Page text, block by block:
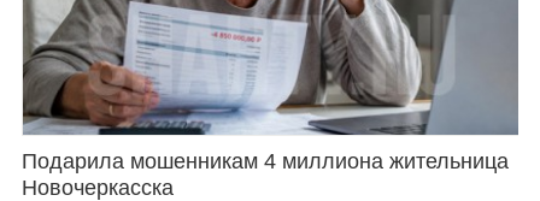
Подарила мошенникам 4 миллиона жительница
Новочеркасска